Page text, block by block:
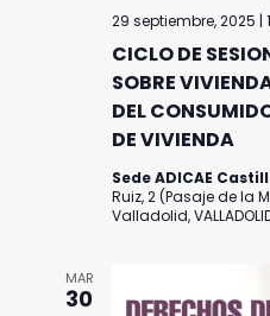
CICLO DE
SOBRE
DEL
DE VIVIENDA
29 septiembre, 2025 |
Sede ADICAE
Ruiz, 2 (Pasaje de la
Valladolid,
MAR
30